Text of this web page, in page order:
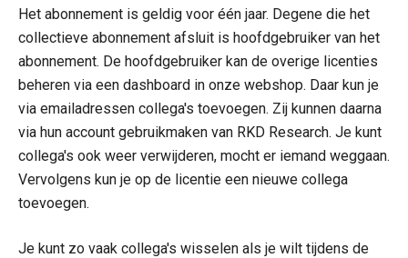
Het abonnement is geldig voor één jaar. Degene die het
collectieve abonnement afsluit is hoofdgebruiker van het
abonnement. De hoofdgebruiker kan de overige licenties
beheren via een dashboard in onze webshop. Daar kun je
via emailadressen collega's toevoegen. Zij kunnen daarna
via hun account gebruikmaken van RKD Research. Je kunt
collega's ook weer verwijderen, mocht er iemand weggaan.
Vervolgens kun je op de licentie een nieuwe collega
toevoegen.
Je kunt zo vaak collega's wisselen als je wilt tijdens de